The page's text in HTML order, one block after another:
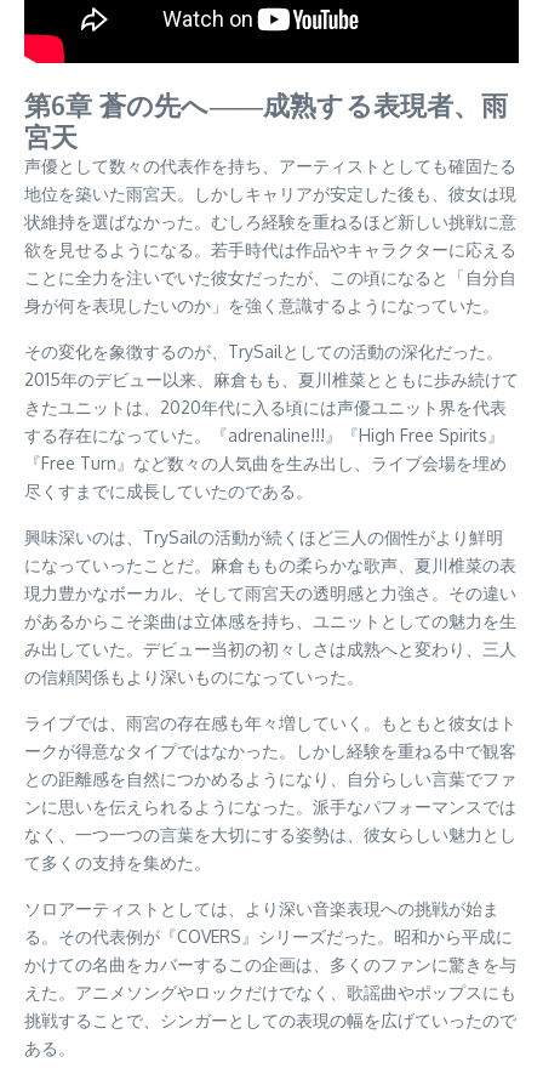
第6章 蒼の先へ――成熟する表現者、雨
宮天
声優として数々の代表作を持ち、アーティストとしても確固たる
地位を築いた雨宮天。しかしキャリアが安定した後も、彼女は現
状維持を選ばなかった。むしろ経験を重ねるほど新しい挑戦に意
欲を見せるようになる。若手時代は作品やキャラクターに応える
ことに全力を注いでいた彼女だったが、この頃になると「自分自
身が何を表現したいのか」を強く意識するようになっていた。
その変化を象徴するのが、TrySailとしての活動の深化だった。
2015年のデビュー以来、麻倉もも、夏川椎菜とともに歩み続けて
きたユニットは、2020年代に入る頃には声優ユニット界を代表
する存在になっていた。『adrenaline!!!』『High Free Spirits』
『Free Turn』など数々の人気曲を生み出し、ライブ会場を埋め
尽くすまでに成長していたのである。
興味深いのは、TrySailの活動が続くほど三人の個性がより鮮明
になっていったことだ。麻倉ももの柔らかな歌声、夏川椎菜の表
現力豊かなボーカル、そして雨宮天の透明感と力強さ。その違い
があるからこそ楽曲は立体感を持ち、ユニットとしての魅力を生
み出していた。デビュー当初の初々しさは成熟へと変わり、三人
の信頼関係もより深いものになっていった。
ライブでは、雨宮の存在感も年々増していく。もともと彼女はト
ークが得意なタイプではなかった。しかし経験を重ねる中で観客
との距離感を自然につかめるようになり、自分らしい言葉でファ
ンに思いを伝えられるようになった。派手なパフォーマンスでは
なく、一つ一つの言葉を大切にする姿勢は、彼女らしい魅力とし
て多くの支持を集めた。
ソロアーティストとしては、より深い音楽表現への挑戦が始ま
る。その代表例が『COVERS』シリーズだった。昭和から平成に
かけての名曲をカバーするこの企画は、多くのファンに驚きを与
えた。アニメソングやロックだけでなく、歌謡曲やポップスにも
挑戦することで、シンガーとしての表現の幅を広げていったので
ある。